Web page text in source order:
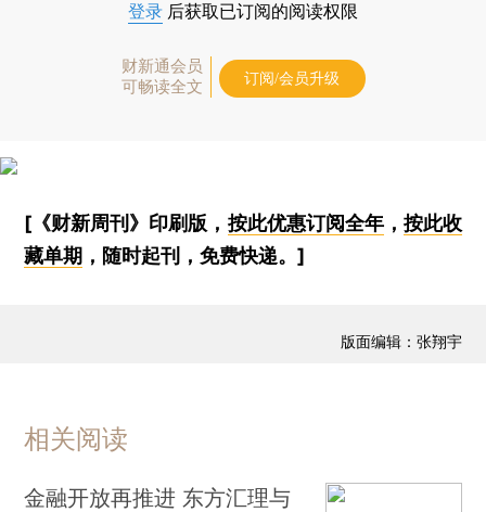
登录 后获取已订阅的阅读权限
财新通会员
可畅读全文
订阅/会员升级
[《财新周刊》印刷版， 按此优惠订阅全年， 按此收
藏单期 ，随时起刊，免费快递。]
版面编辑：张翔宇
相关阅读
金融开放再推进 东方汇理与